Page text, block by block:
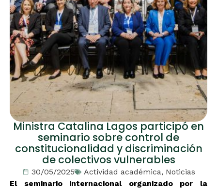
Ministra Catalina Lagos participó en
seminario sobre control de
constitucionalidad y discriminación
de colectivos vulnerables
30/05/2025 Actividad académica, Noticias
El seminario internacional organizado por la